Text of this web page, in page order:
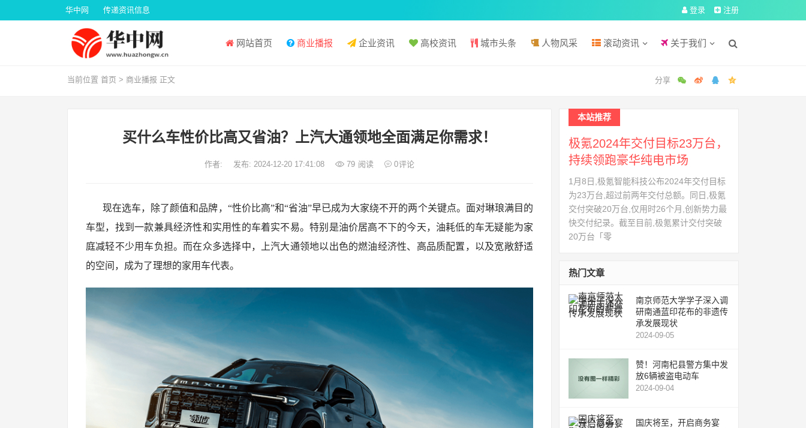
华中网 传递资讯信息 登录 注册
网站首页 商业播报 企业资讯 高校资讯 城市头条 人物风采 滚动资讯 关于我们
当前位置 首页 > 商业播报 正文
买什么车性价比高又省油？上汽大通领地全面满足你需求！
作者: 发布: 2024-12-20 17:41:08 79 阅读 0评论
现在选车，除了颜值和品牌，“性价比高”和“省油”早已成为大家绕不开的两个关键点。面对琳琅满目的
车型，找到一款兼具经济性和实用性的车着实不易。特别是油价居高不下的今天，油耗低的车无疑能为家
庭减轻不少用车负担。而在众多选择中，上汽大通领地以出色的燃油经济性、高品质配置，以及宽敞舒适
的空间，成为了理想的家用车代表。
本站推荐
极氪2024年交付目标23万台，
持续领跑豪华纯电市场
1月8日,极氪智能科技公布2024年交付目标
为23万台,超过前两年交付总额。同日,极氪
交付突破20万台,仅用时26个月,创新势力最
快交付纪录。截至目前,极氪累计交付突破
20万台「零
热门文章
南京师范大学学子深入调
研南通蓝印花布的非遗传
承发展现状
2024-09-05
赞！河南杞县警方集中发
放6辆被盗电动车
2024-09-04
国庆将至，开启商务宴